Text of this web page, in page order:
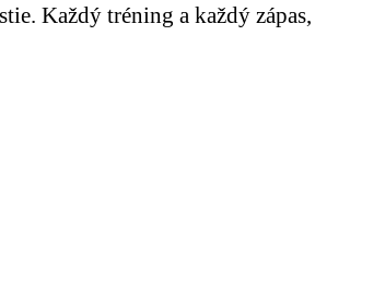
Každý tréning a každý zápas,